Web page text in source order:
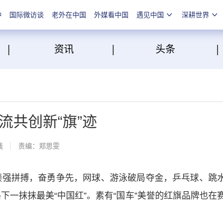
国际微访谈 老外在中国 外媒看中国 遇见中国 深耕世界
| 资讯 | 头条
共创新“旗”迹
责编：郑思雯
搏，奋勇争先，网球、游泳破局夺金，乒乓球、跳
一抹抹最美“中国红”。素有“国车”美誉的红旗品牌也在